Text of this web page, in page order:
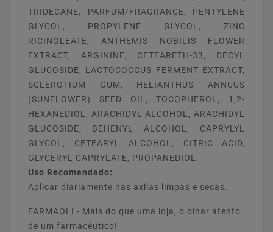
TRIDECANE, PARFUM/FRAGRANCE, PENTYLENE
GLYCOL, PROPYLENE GLYCOL, ZINC
RICINOLEATE, ANTHEMIS NOBILIS FLOWER
EXTRACT, ARGININE, CETEARETH-33, DECYL
GLUCOSIDE, LACTOCOCCUS FERMENT EXTRACT,
SCLEROTIUM GUM, HELIANTHUS ANNUUS
(SUNFLOWER) SEED OIL, TOCOPHEROL, 1,2-
HEXANEDIOL, ARACHIDYL ALCOHOL, ARACHIDYL
GLUCOSIDE, BEHENYL ALCOHOL, CAPRYLYL
GLYCOL, CETEARYL ALCOHOL, CITRIC ACID,
GLYCERYL CAPRYLATE, PROPANEDIOL.
Uso Recomendado:
Aplicar diariamente nas axilas limpas e secas.
FARMAOLI - Mais do que uma loja, o olhar atento
de um farmacêutico!